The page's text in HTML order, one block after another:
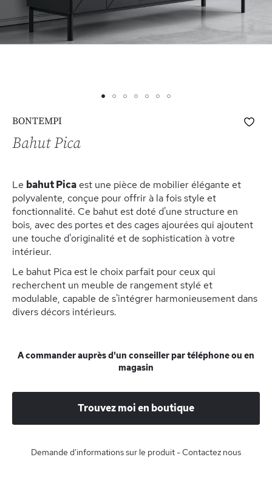
beginning
images
gallery
BONTEMPI
Bahut Pica
Le bahut Picaest une pièce de mobilier élégante et
polyvalente, conçue pour offrir à la fois style et
fonctionnalité. Ce bahut est doté d'une structure en
bois, avec des portes et des cages ajourées qui ajoutent
une touche d'originalité et de sophistication à votre
intérieur.
Le bahut Pica est le choix parfait pour ceux qui
recherchent un meuble de rangement stylé et
modulable, capable de s'intégrer harmonieusement dans
divers décors intérieurs.
A commander auprès d'un conseiller par téléphone ou en
magasin
Trouvez moi en boutique
Demande d'informations sur le produit - Contactez nous